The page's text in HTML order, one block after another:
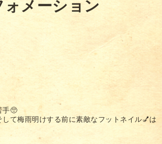
ォメーション
手🥺
て梅雨明けする前に素敵なフットネイル💅は